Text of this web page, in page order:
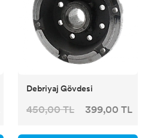
Debriyaj Gövdesi
450,00 TL 399,00 TL